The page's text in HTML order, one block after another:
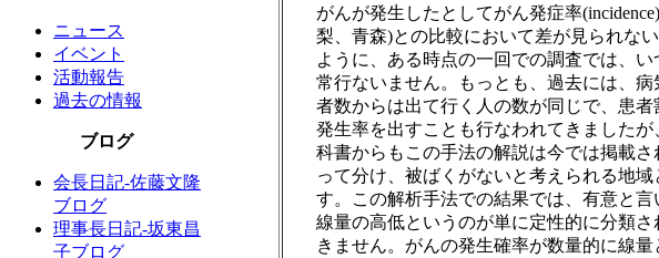
ニュース
イベント
活動報告
過去の情報
ブログ
会長日記-佐藤文隆
ブログ
理事長日記-坂東昌
子ブログ
がんが発生したとしてがん発症率
梨、青森)との比較において差が見られな
ように、ある時点の一回での調査では、
常行ないません。もっとも、過去には、
者数からは出て行く人の数が同じで、患
発生率を出すことも行なわれてきました
科書からもこの手法の解説は今では掲載
って分け、被ばくがないと考えられる地
す。この解析手法での結果では、有意と
線量の高低というのが単に定性的に分類
きません。がんの発生確率が数量的に線